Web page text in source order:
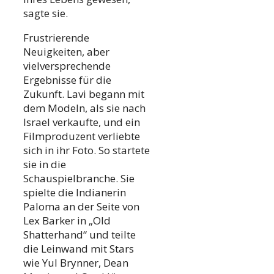
sagte sie.
Frustrierende
Neuigkeiten, aber
vielversprechende
Ergebnisse für die
Zukunft. Lavi begann mit
dem Modeln, als sie nach
Israel verkaufte, und ein
Filmproduzent verliebte
sich in ihr Foto. So startete
sie in die
Schauspielbranche. Sie
spielte die Indianerin
Paloma an der Seite von
Lex Barker in „Old
Shatterhand“ und teilte
die Leinwand mit Stars
wie Yul Brynner, Dean